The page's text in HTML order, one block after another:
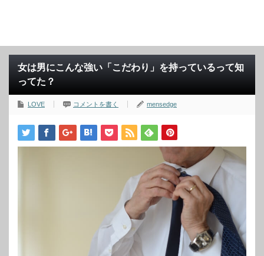
女は男にこんな強い「こだわり」を持っているって知
ってた？
LOVE コメントを書く mensedge